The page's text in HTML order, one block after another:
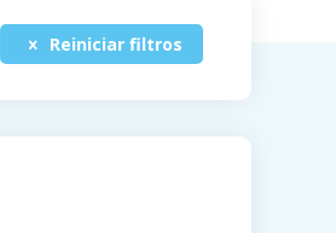
Reiniciar filtros